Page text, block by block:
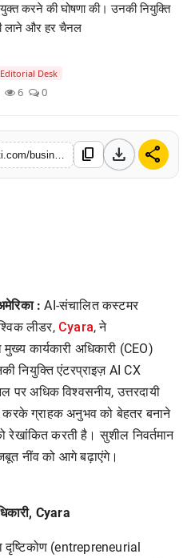
करने की घोषणा की। उनकी नियुक्ति
लाने और हर चैनल
Verified Public Figure • 30 Mar,
Editorial Desk
6 0
content_copy download share
:AI-संचालित कस्टमर
लीडर, Cyara, ने
कार्यकारी अधिकारी (CEO)
नियुक्ति एंटरप्राइज़ AI CX
अधिक विश्वसनीय, उत्तरदायी
ग्राहक अनुभव को बेहतर बनाने
रेखांकित करती है। सुशील निवर्तमान
नींव को आगे बढ़ाएंगे।
Cyara
दृष्टिकोण (entrepreneurial